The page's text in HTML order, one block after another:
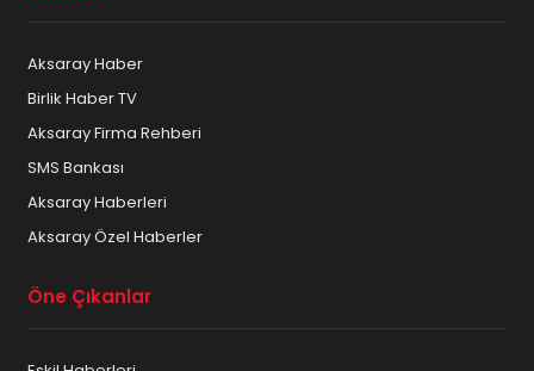
Aksaray Haber
Birlik Haber TV
Aksaray Firma Rehberi
SMS Bankası
Aksaray Haberleri
Aksaray Özel Haberler
Öne Çıkanlar